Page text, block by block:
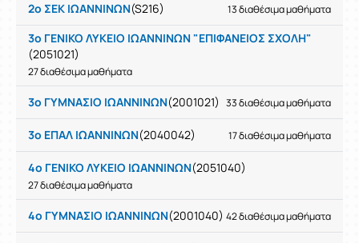
2ο ΣΕΚ ΙΩΑΝΝΙΝΩΝ(S216) 13 διαθέσιμα μαθήματα
3ο ΓΕΝΙΚΟ ΛΥΚΕΙΟ ΙΩΑΝΝΙΝΩΝ "ΕΠΙΦΑΝΕΙΟΣ ΣΧΟΛΗ"
(2051021)
27 διαθέσιμα μαθήματα
3ο ΓΥΜΝΑΣΙΟ ΙΩΑΝΝΙΝΩΝ(2001021) 33 διαθέσιμα μαθήματα
3ο ΕΠΑΛ ΙΩΑΝΝΙΝΩΝ(2040042) 17 διαθέσιμα μαθήματα
4ο ΓΕΝΙΚΟ ΛΥΚΕΙΟ ΙΩΑΝΝΙΝΩΝ(2051040)
27 διαθέσιμα μαθήματα
4ο ΓΥΜΝΑΣΙΟ ΙΩΑΝΝΙΝΩΝ(2001040) 42 διαθέσιμα μαθήματα